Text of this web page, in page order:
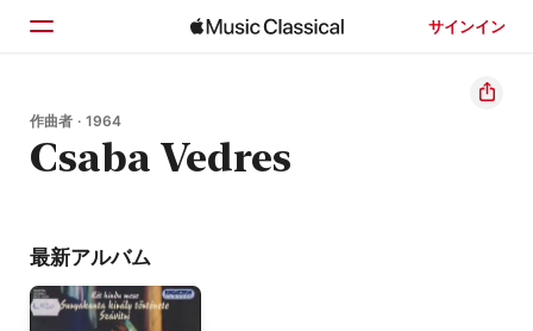
サインイン
ホーム
見つける
作曲者 · 1964
Csaba Vedres
最新アルバム